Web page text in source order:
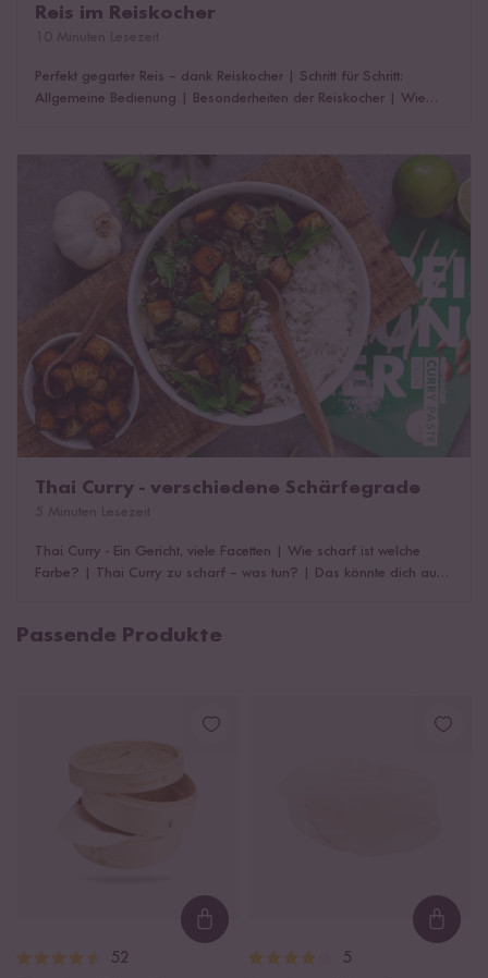
Reis im Reiskocher
Perfekt gegarter Reis – dank Reiskocher
Schritt für Schritt:
Allgemeine Bedienung
Besonderheiten der Reiskocher
Wie
im Reiskocher
Reis-Wasser-Verhältnis im Digitalen Reiskocher
Das könnte dich auch interessieren!
Thai Curry - verschiedene Schärfegrade
Thai Curry - Ein Gericht, viele Facetten
Wie scharf ist welche
Farbe?
Thai Curry zu scharf – was tun?
Das könnte dich auch
Thai Curry - verschiedene Schärfegrade
Passende Produkte
Loading...
52 5